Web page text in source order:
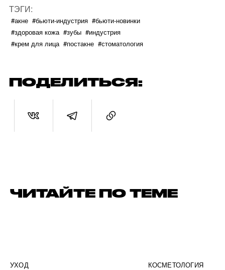
ТЭГИ:
#акне #бьюти-индустрия #бьюти-новинки
#здоровая кожа #зубы #индустрия
#крем для лица #постакне #стоматология
ПОДЕЛИТЬСЯ:
ЧИТАЙТЕ ПО ТЕМЕ
УХОД КОСМЕТОЛОГИЯ